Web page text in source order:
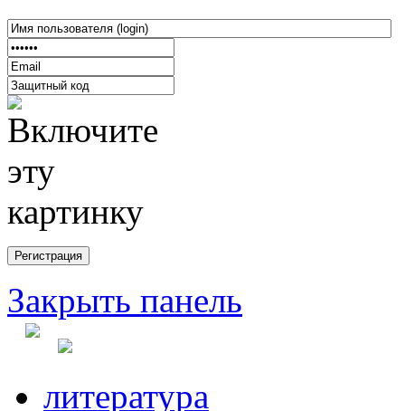
Закрыть панель
литература